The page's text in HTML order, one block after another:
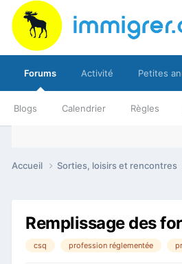
Forums
Blogs Calendrier Règles
Activité Petites
Accueil Sorties, loisirs et rencontres
Remplissage des
csq profession réglementée